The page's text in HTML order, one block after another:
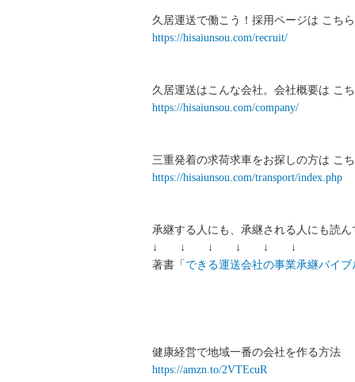
久居運送で働こう！採用ページは こち
https://hisaiunsou.com/recruit/
久居運送はこんな会社。会社概要は こ
https://hisaiunsou.com/company/
三重発着の求荷求車をお探しの方は こ
https://hisaiunsou.com/transport/index.php
承継する人にも、承継される人にも読ん
↓ ↓ ↓ ↓ ↓ ↓
著書「 できる運送会社の事業承継バイブ
健康経営で地域一番の会社を作る方法
https://amzn.to/2VTEcuR